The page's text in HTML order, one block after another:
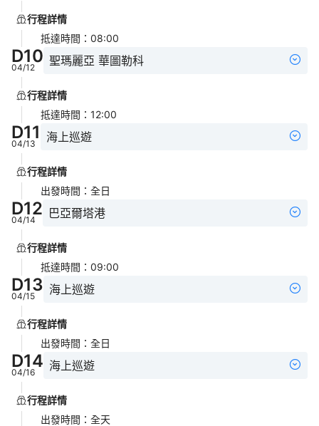
行程詳情
抵達時間 ： 08:00
D10
04/12 聖瑪麗亞 華圖勒科
行程詳情
抵達時間 ： 12:00
D11
04/13 海上巡遊
行程詳情
出發時間 ： 全日
D12
04/14 巴亞爾塔港
行程詳情
抵達時間 ： 09:00
D13
04/15 海上巡遊
行程詳情
出發時間 ： 全日
D14
04/16 海上巡遊
行程詳情
出發時間 ： 全天